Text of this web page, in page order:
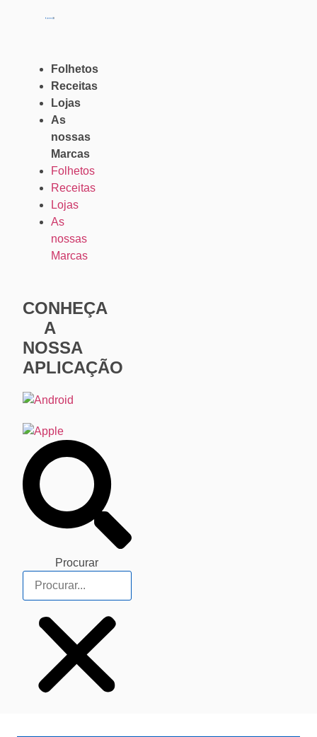
Folhetos
Receitas
Lojas
As
nossas
Marcas
Folhetos
Receitas
Lojas
As
nossas
Marcas
CONHEÇA
A
NOSSA
APLICAÇÃO
Procurar